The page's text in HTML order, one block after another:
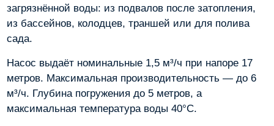
загрязнённой воды: из подвалов после затопления,
из бассейнов, колодцев, траншей или для полива
сада.
Насос выдаёт номинальные 1,5 м³/ч при напоре 17
метров. Максимальная производительность — до 6
м³/ч. Глубина погружения до 5 метров, а
максимальная температура воды 40°C.